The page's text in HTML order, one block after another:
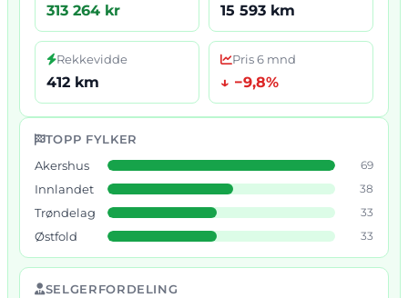
313 264 kr 15 593 km
Rekkevidde
412 km
Pris 6 mnd
↓ −9,8%
TOPP FYLKER
Akershus
69
Innlandet 38
Trøndelag 33
Østfold 33
SELGERFORDELING